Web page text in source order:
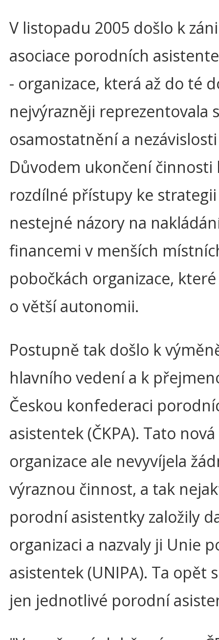
V listopadu 2005 došlo k
asociace porodních
- organizace, která až do té
nejvýrazněji reprezentovala
osamostatnění a
Důvodem ukončení činnosti
rozdílné přístupy ke
nestejné názory na
financemi v menších
pobočkách organizace,
o větší autonomii.
Postupně tak došlo k
hlavního vedení a k
Českou konfederaci
asistentek (ČKPA). Tato nová
organizace ale nevyvíjela
výraznou činnost, a tak
porodní asistentky založily
organizaci a nazvaly ji Unie
asistentek (UNIPA). Ta opět
jen jednotlivé porodní